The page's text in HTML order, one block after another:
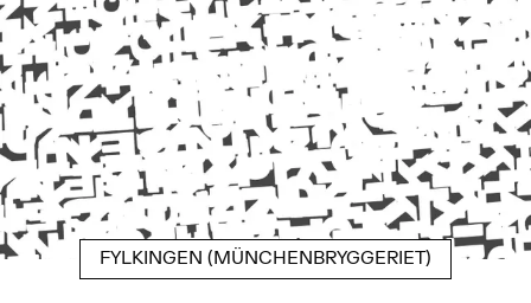
FYLKINGEN (MÜNCHENBRYGGERIET)